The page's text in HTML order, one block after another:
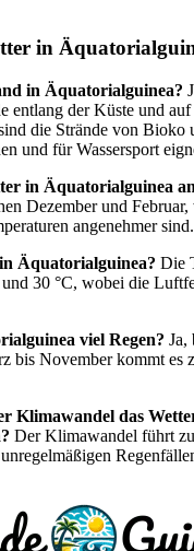
in
in Äquatorialguinea?
entlang der Küste und
die Strände von Bioko
und für Wassersport
in Äquatorialguinea
Dezember und
angenehmer sind.
Äquatorialguinea? Die
30 °C, wobei die
viel Regen? Ja,
bis November kommt es
Klimawandel das
Der Klimawandel führt